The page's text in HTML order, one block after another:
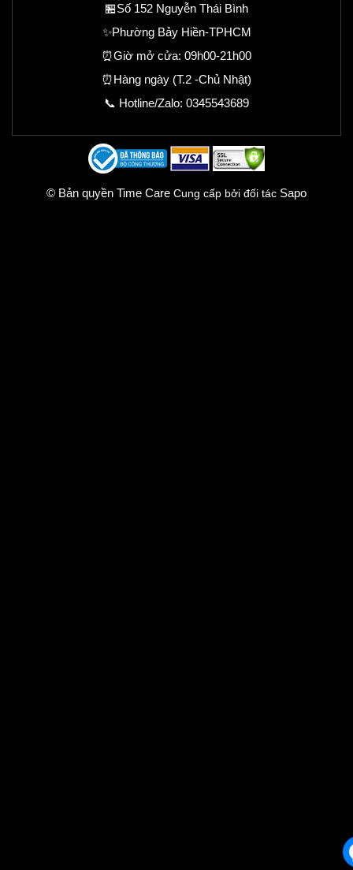
🏪Số 152 Nguyễn Thái Bình
✨Phường Bảy Hiền-TPHCM
⏰Giờ mở cửa: 09h00-21h00
⏰Hàng ngày (T.2 -Chủ Nhật)
📞 Hotline/Zalo: 0345543689
© Bản quyền Time Care Cung cấp bởi đối tác Sapo